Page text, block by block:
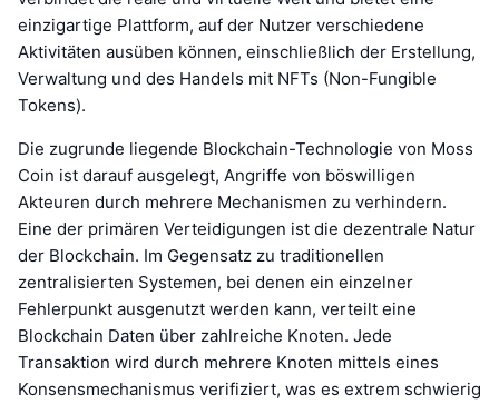
einzigartige Plattform, auf der Nutzer verschiedene
Aktivitäten ausüben können, einschließlich der Erstellung,
Verwaltung und des Handels mit NFTs (Non-Fungible
Tokens).
Die zugrunde liegende Blockchain-Technologie von Moss
Coin ist darauf ausgelegt, Angriffe von böswilligen
Akteuren durch mehrere Mechanismen zu verhindern.
Eine der primären Verteidigungen ist die dezentrale Natur
der Blockchain. Im Gegensatz zu traditionellen
zentralisierten Systemen, bei denen ein einzelner
Fehlerpunkt ausgenutzt werden kann, verteilt eine
Blockchain Daten über zahlreiche Knoten. Jede
Transaktion wird durch mehrere Knoten mittels eines
Konsensmechanismus verifiziert, was es extrem schwierig